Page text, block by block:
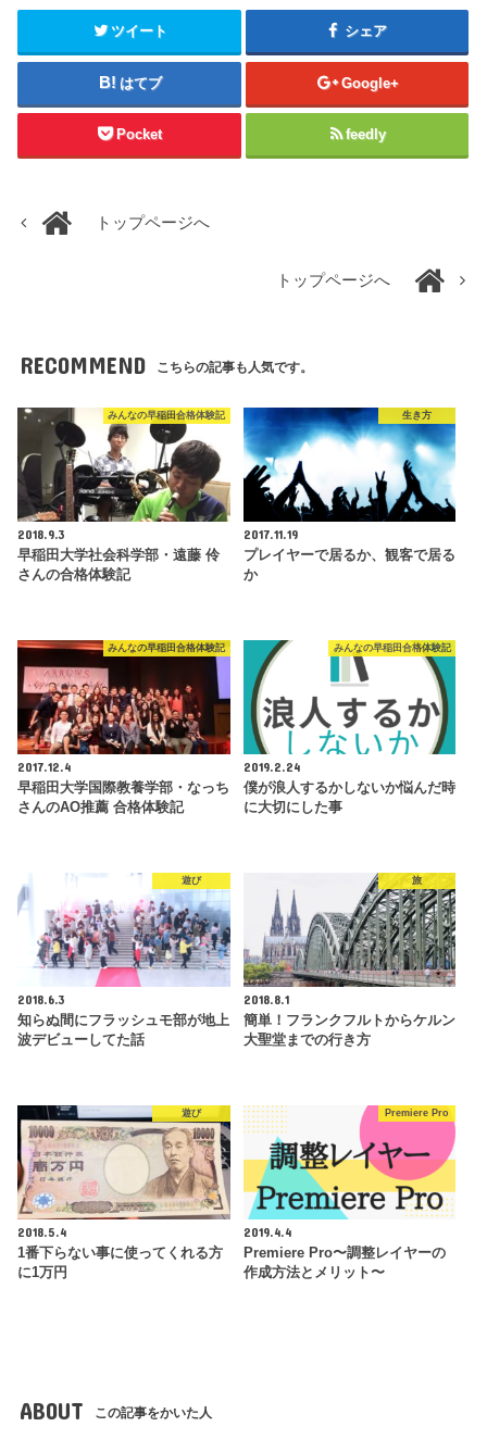
ツイート シェア
はてブ Google+
Pocket feedly
トップページへ
トップページへ
RECOMMEND こちらの記事も人気です。
みんなの早稲田合格体験記
2018.9.3
早稲田大学社会科学部・遠藤 伶
さんの合格体験記
生き方
2017.11.19
プレイヤーで居るか、観客で居る
か
みんなの早稲田合格体験記
2017.12.4
早稲田大学国際教養学部・なっち
さんのAO推薦 合格体験記
みんなの早稲田合格体験記
2019.2.24
僕が浪人するかしないか悩んだ時
に大切にした事
遊び
2018.6.3
知らぬ間にフラッシュモ部が地上
波デビューしてた話
旅
2018.8.1
簡単！フランクフルトからケルン
大聖堂までの行き方
遊び
2018.5.4
1番下らない事に使ってくれる方
に1万円
Premiere Pro
2019.4.4
Premiere Pro〜調整レイヤーの
作成方法とメリット〜
ABOUT この記事をかいた人